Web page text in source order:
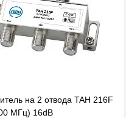
В наличии
на 2 отвода TAH 216F
МГц) 16dB